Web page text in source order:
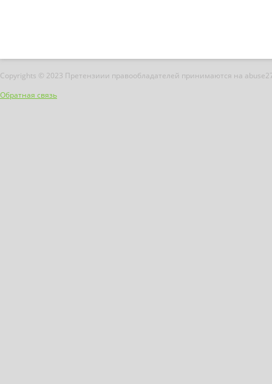
Copyrights © 2023 Претензиии правообладателей принимаются на
Обратная связь